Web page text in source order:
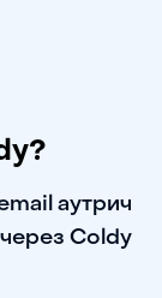
аутрич
Coldy